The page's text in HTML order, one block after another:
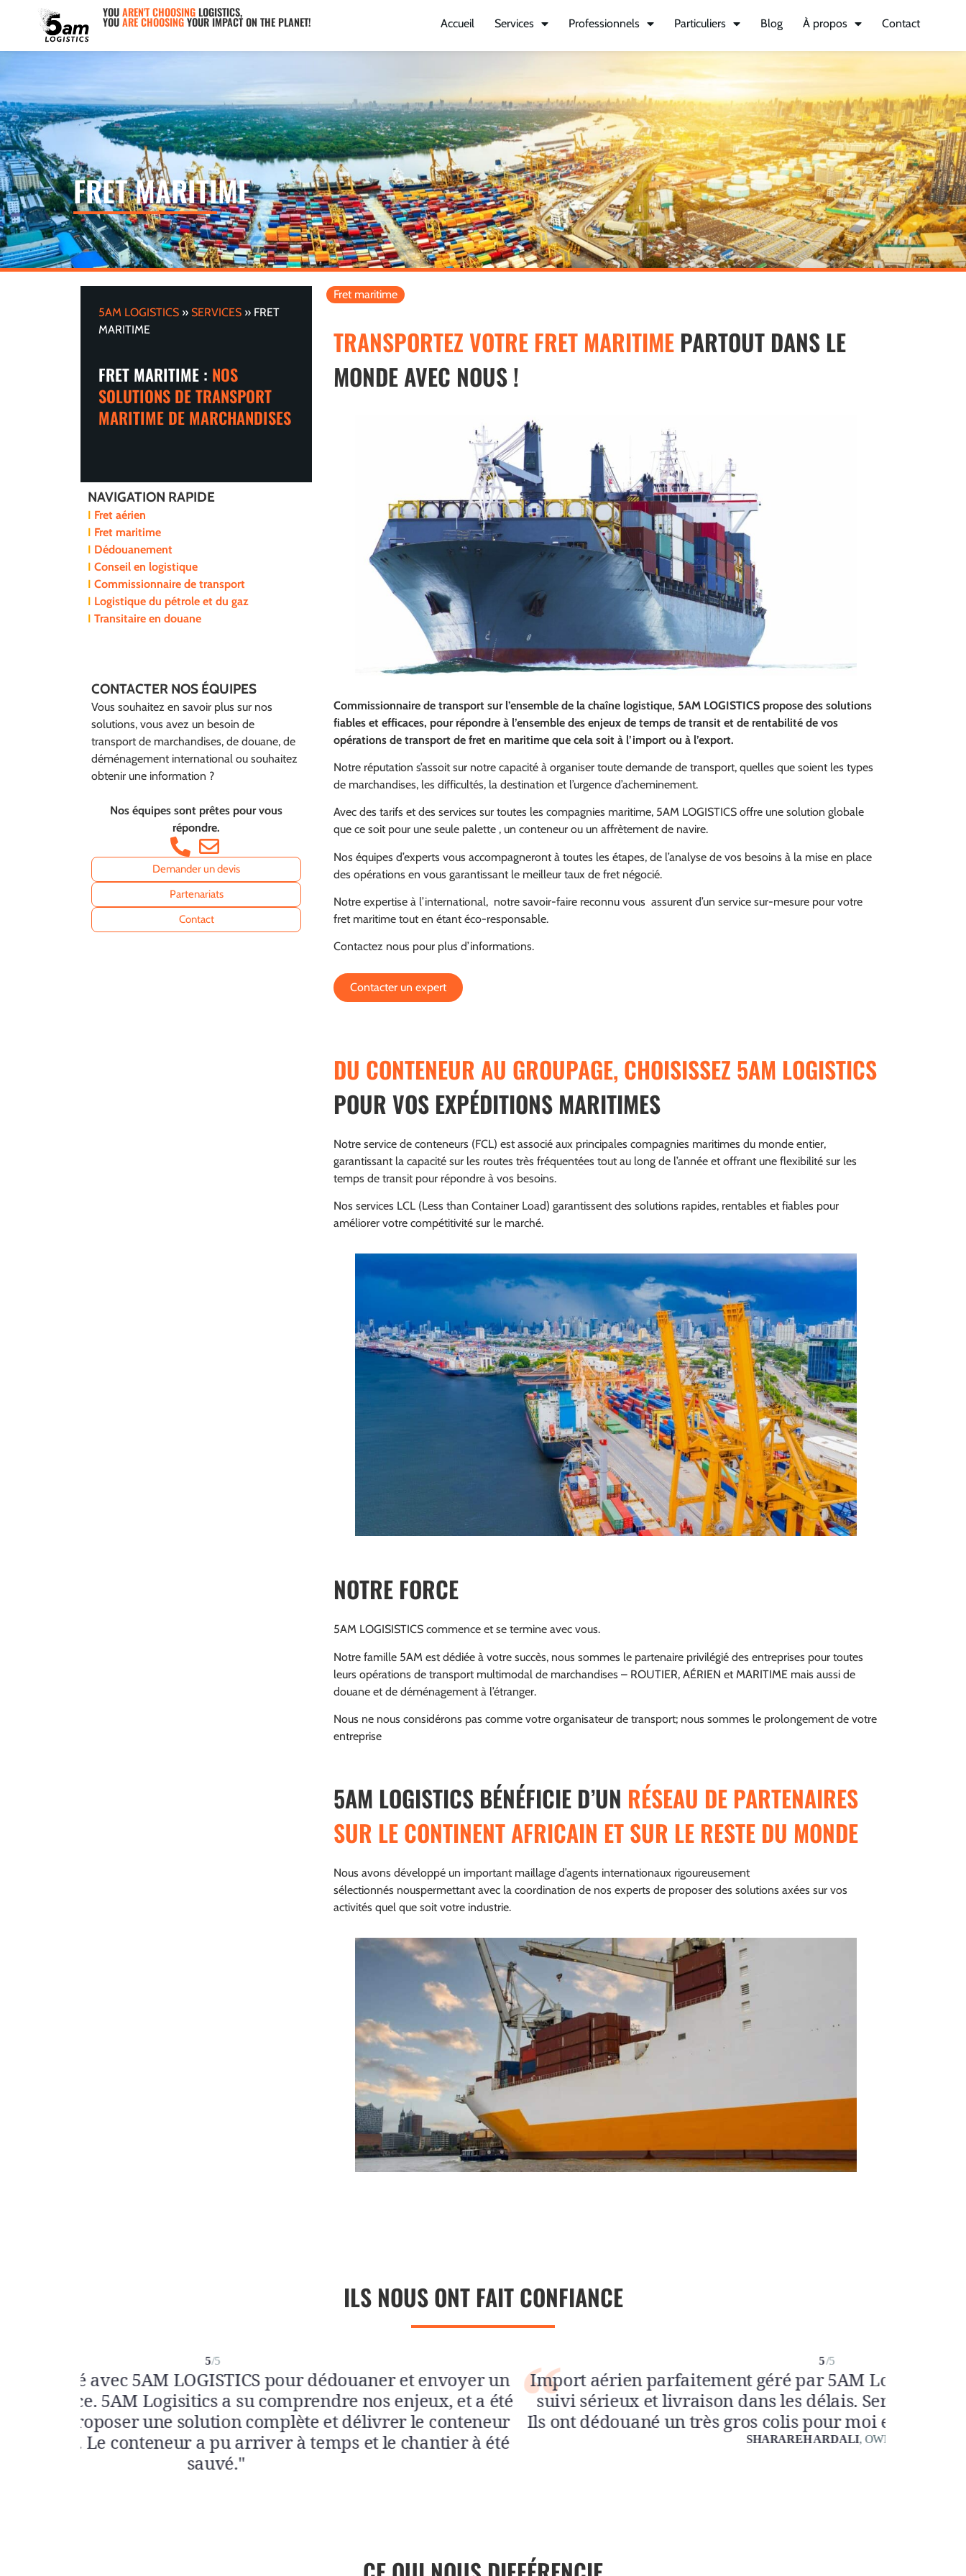
YOUAREN'T CHOOSINGLOGISTICS,
YOUARE CHOOSINGYOUR IMPACT ON THE PLANET! Accueil Services Professionnels Particuliers Blog À propos Contact
FRET MARITIME
5AM LOGISTICS » SERVICES » FRET
MARITIME
FRET MARITIME : NOS
SOLUTIONS DE TRANSPORT
MARITIME DE MARCHANDISES
NAVIGATION RAPIDE
Fret aérien
Fret maritime
Dédouanement
Conseil en logistique
Commissionnaire de transport
Logistique du pétrole et du gaz
Transitaire en douane
CONTACTER NOS ÉQUIPES
Vous souhaitez en savoir plus sur nos
solutions, vous avez un besoin de
transport de marchandises, de douane, de
déménagement international ou souhaitez
obtenir une information ?
Nos équipes sont prêtes pour vous
répondre.
Demander un devis
Partenariats
Contact
Fret maritime
TRANSPORTEZ VOTRE FRET MARITIME PARTOUT DANS LE
MONDE AVEC NOUS !
Commissionnaire de transport sur l’ensemble de la chaîne logistique, 5AM LOGISTICS propose des solutions
fiables et efficaces, pour répondre à l’ensemble des enjeux de temps de transit et de rentabilité de vos
opérations de transport de fret en maritime que cela soit à l’import ou à l’export.
Notre réputation s’assoit sur notre capacité à organiser toute demande de transport, quelles que soient les types
de marchandises, les difficultés, la destination et l’urgence d’acheminement.
Avec des tarifs et des services sur toutes les compagnies maritime, 5AM LOGISTICS offre une solution globale
que ce soit pour une seule palette , un conteneur ou un affrètement de navire.
Nos équipes d’experts vous accompagneront à toutes les étapes, de l’analyse de vos besoins à la mise en place
des opérations en vous garantissant le meilleur taux de fret négocié.
Notre expertise à l’international, notre savoir-faire reconnu vous assurent d’un service sur-mesure pour votre
fret maritime tout en étant éco-responsable.
Contactez nous pour plus d’informations.
Contacter un expert
DU CONTENEUR AU GROUPAGE, CHOISISSEZ 5AM LOGISTICS
POUR VOS EXPÉDITIONS MARITIMES
Notre service de conteneurs (FCL) est associé aux principales compagnies maritimes du monde entier,
garantissant la capacité sur les routes très fréquentées tout au long de l’année et offrant une flexibilité sur les
temps de transit pour répondre à vos besoins.
Nos services LCL (Less than Container Load) garantissent des solutions rapides, rentables et fiables pour
améliorer votre compétitivité sur le marché.
NOTRE FORCE
5AM LOGISISTICS commence et se termine avec vous.
Notre famille 5AM est dédiée à votre succès, nous sommes le partenaire privilégié des entreprises pour toutes
leurs opérations de transport multimodal de marchandises – ROUTIER, AÉRIEN et MARITIME mais aussi de
douane et de déménagement à l’étranger.
Nous ne nous considérons pas comme votre organisateur de transport; nous sommes le prolongement de votre
entreprise
5AM LOGISTICS BÉNÉFICIE D’UN RÉSEAU DE PARTENAIRES
SUR LE CONTINENT AFRICAIN ET SUR LE RESTE DU MONDE
Nous avons développé un important maillage d’agents internationaux rigoureusement
sélectionnés nouspermettant avec la coordination de nos experts de proposer des solutions axées sur vos
activités quel que soit votre industrie.
ILS NOUS ONT FAIT CONFIANCE